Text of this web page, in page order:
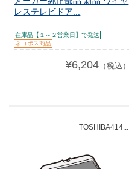
レステレビドア...
在庫品【１～２営業日】で発送
ネコポス商品
¥6,204（税込）
TOSHIBA414...